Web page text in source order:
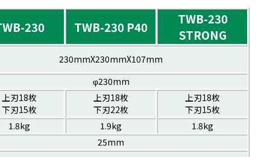
230 TWB-230 P40
TWB-230
STRONG
230mmX230mmX107mm
φ230mm
上刃18枚
下刃15枚
上刃18枚
下刃22枚
上刃18枚
下刃15枚
1.8kg
1.9kg
1.8kg
25mm